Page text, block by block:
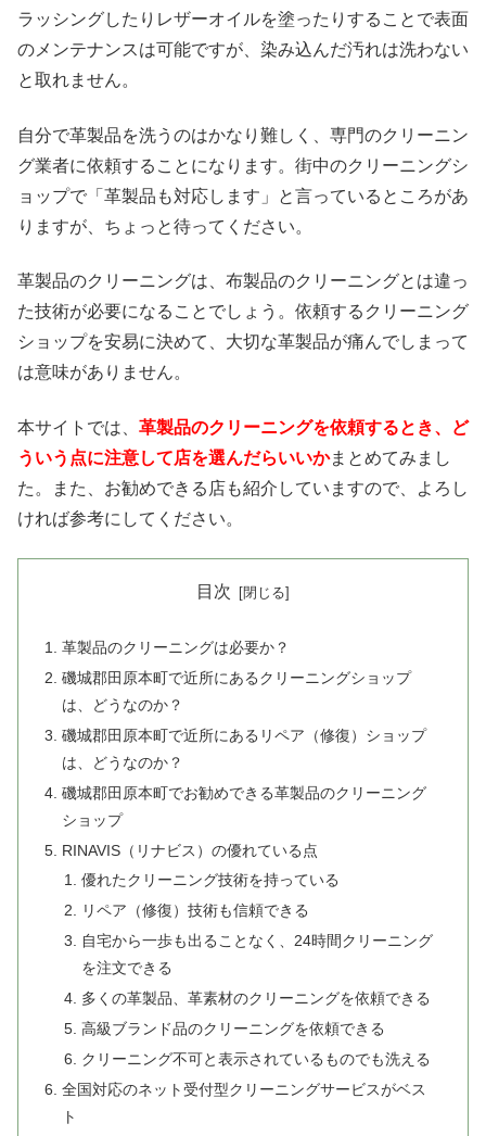
ラッシングしたりレザーオイルを塗ったりすることで表面
のメンテナンスは可能ですが、染み込んだ汚れは洗わない
と取れません。
自分で革製品を洗うのはかなり難しく、専門のクリーニン
グ業者に依頼することになります。街中のクリーニングシ
ョップで「革製品も対応します」と言っているところがあ
りますが、ちょっと待ってください。
革製品のクリーニングは、布製品のクリーニングとは違っ
た技術が必要になることでしょう。依頼するクリーニング
ショップを安易に決めて、大切な革製品が痛んでしまって
は意味がありません。
本サイトでは、 革製品のクリーニングを依頼するとき、ど
ういう点に注意して店を選んだらいいかまとめてみまし
た。また、お勧めできる店も紹介していますので、よろし
ければ参考にしてください。
目次
革製品のクリーニングは必要か？
磯城郡田原本町で近所にあるクリーニングショップ
は、どうなのか？
磯城郡田原本町で近所にあるリペア（修復）ショップ
は、どうなのか？
磯城郡田原本町でお勧めできる革製品のクリーニング
ショップ
RINAVIS（リナビス）の優れている点
優れたクリーニング技術を持っている
リペア（修復）技術も信頼できる
自宅から一歩も出ることなく、24時間クリーニング
を注文できる
多くの革製品、革素材のクリーニングを依頼できる
高級ブランド品のクリーニングを依頼できる
クリーニング不可と表示されているものでも洗える
全国対応のネット受付型クリーニングサービスがベス
ト